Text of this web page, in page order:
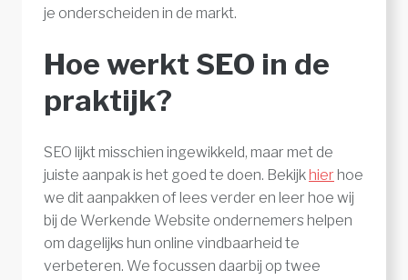
je onderscheiden in de markt.
Hoe werkt SEO in de
praktijk?
SEO lijkt misschien ingewikkeld, maar met de
juiste aanpak is het goed te doen. Bekijkhier hoe
we dit aanpakken of lees verder en leer hoe wij
bij de Werkende Website ondernemers helpen
om dagelijks hun online vindbaarheid te
verbeteren. We focussen daarbij op twee